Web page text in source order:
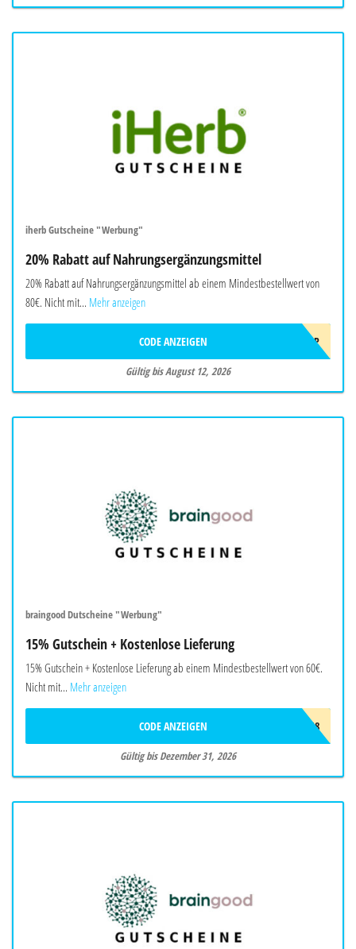
iherb Gutscheine "Werbung"
20% Rabatt auf Nahrungsergänzungsmittel
20% Rabatt auf Nahrungsergänzungsmittel ab einem Mindestbestellwert von
80€. Nicht mit... Mehr anzeigen
AUG26EUSUPP
CODE ANZEIGEN
Gültig bis August 12, 2026
braingood Dutscheine "Werbung"
15% Gutschein + Kostenlose Lieferung
15% Gutschein + Kostenlose Lieferung ab einem Mindestbestellwert von 60€.
Nicht mit... Mehr anzeigen
BRAW718
CODE ANZEIGEN
Gültig bis Dezember 31, 2026